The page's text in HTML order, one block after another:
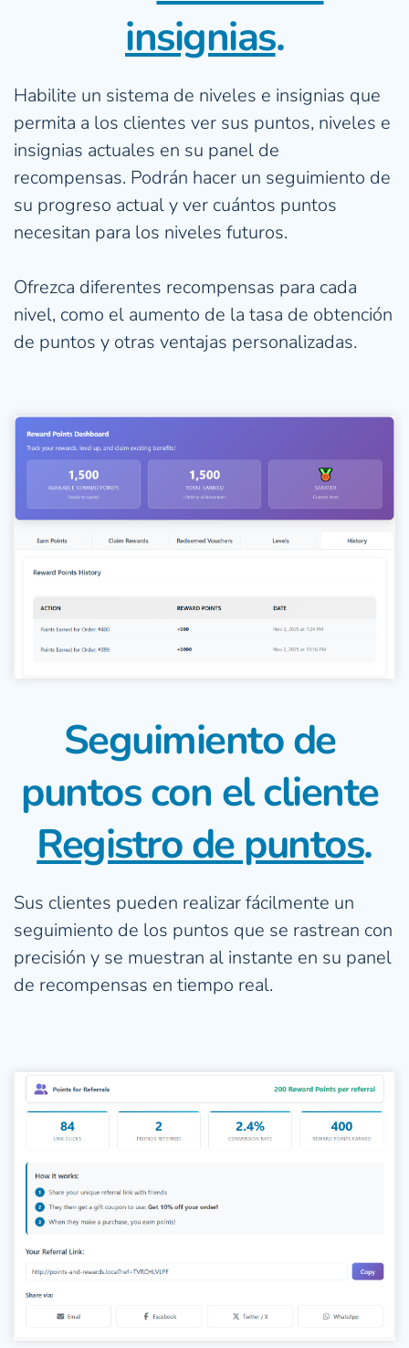
insignias.
Habilite un sistema de niveles e insignias que
permita a los clientes ver sus puntos, niveles e
insignias actuales en su panel de
recompensas. Podrán hacer un seguimiento de
su progreso actual y ver cuántos puntos
necesitan para los niveles futuros.
Ofrezca diferentes recompensas para cada
nivel, como el aumento de la tasa de obtención
de puntos y otras ventajas personalizadas.
Seguimiento de
puntos con el cliente
Registro de puntos.
Sus clientes pueden realizar fácilmente un
seguimiento de los puntos que se rastrean con
precisión y se muestran al instante en su panel
de recompensas en tiempo real.